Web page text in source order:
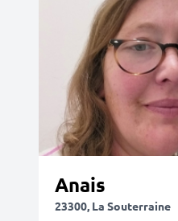
Anais
23300, La Souterraine